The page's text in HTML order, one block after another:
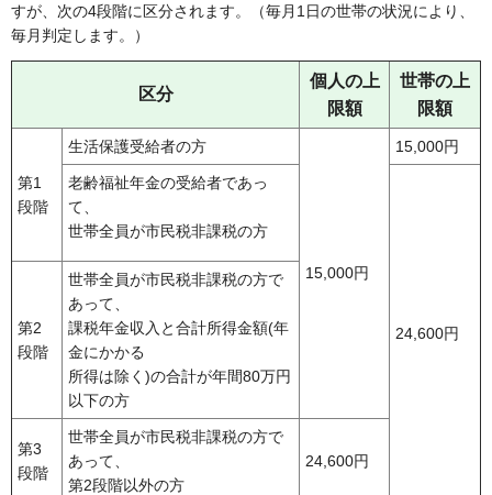
すが、次の4段階に区分されます。（毎月1日の世帯の状況により、
毎月判定します。）
区分
個人の上
限額
世帯の上
限額
第1
段階
生活保護受給者の方
15,000円
15,000円
老齢福祉年金の受給者であっ
て、
世帯全員が市民税非課税の方
24,600円
第2
段階
世帯全員が市民税非課税の方で
あって、
課税年金収入と合計所得金額(年
金にかかる
所得は除く)の合計が年間80万円
以下の方
第3
段階
世帯全員が市民税非課税の方で
あって、
第2段階以外の方
24,600円